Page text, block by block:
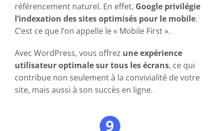
référencement naturel. En effet, Google privilégie
l’indexation des sites optimisés pour le mobile.
C’est ce que l’on appelle le « Mobile First ».
Avec WordPress, vous offrez une expérience
utilisateur optimale sur tous les écrans, ce qui
contribue non seulement à la convivialité de votre
site, mais aussi à son succès en ligne.